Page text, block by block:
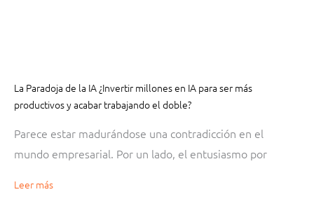
La Paradoja de la IA ¿Invertir millones en IA para ser más
productivos y acabar trabajando el doble?
Parece estar madurándose una contradicción en el
mundo empresarial. Por un lado, el entusiasmo por
Leer más